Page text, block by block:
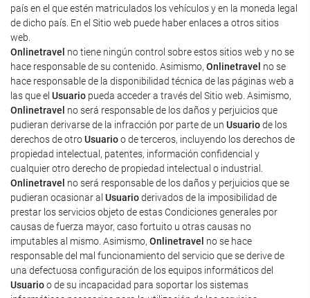
país en el que estén matriculados los vehículos y en la moneda legal
de dicho país. En el Sitio web puede haber enlaces a otros sitios
web.
Onlinetravel no tiene ningún control sobre estos sitios web y no se
hace responsable de su contenido. Asimismo, Onlinetravel no se
hace responsable de la disponibilidad técnica de las páginas web a
las que el Usuario pueda acceder a través del Sitio web. Asimismo,
Onlinetravel no será responsable de los daños y perjuicios que
pudieran derivarse de la infracción por parte de un Usuariode los
derechos de otroUsuarioo de terceros, incluyendo los derechos de
propiedad intelectual, patentes, información confidencial y
cualquier otro derecho de propiedad intelectual o industrial.
Onlinetravel no será responsable de los daños y perjuicios que se
pudieran ocasionar al Usuarioderivados de la imposibilidad de
prestar los servicios objeto de estas Condiciones generales por
causas de fuerza mayor, caso fortuito u otras causas no
imputables al mismo. Asimismo, Onlinetravel no se hace
responsable del mal funcionamiento del servicio que se derive de
una defectuosa configuración de los equipos informáticos del
Usuarioo de su incapacidad para soportar los sistemas